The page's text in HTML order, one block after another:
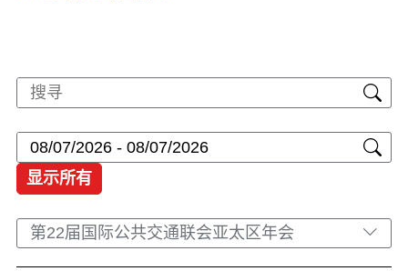
显示所有
第22届国际公共交通联会亚太区年会